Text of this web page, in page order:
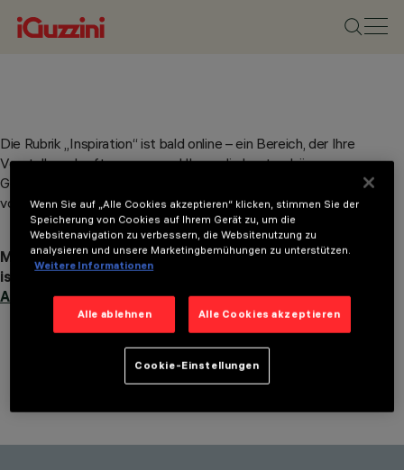
Die Rubrik „Inspiration“ ist bald online – ein Bereich, der Ihre
Vorstellungskraft anregen und Ihnen die besten Lösungen zur
Gestaltung von Licht – und Schatten – in Ihren Projekten
vorschlagen soll.
Möchten Sie benachrichtigt werden, sobald die Seite online
ist?
Abonnieren Sie unseren Newsletter.
Wenn Sie auf „Alle Cookies akzeptieren“ klicken, stimmen Sie der
Speicherung von Cookies auf Ihrem Gerät zu, um die
Websitenavigation zu verbessern, die Websitenutzung zu
analysieren und unsere Marketingbemühungen zu unterstützen.
Weitere Informationen
Alle ablehnen Alle Cookies akzeptieren
Cookie-Einstellungen